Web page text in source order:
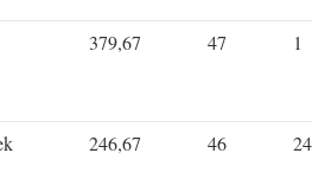
379,67 47 1
246,67 46 24